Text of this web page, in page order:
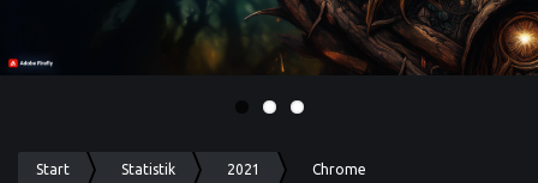
Start Statistik 2021 Chrome